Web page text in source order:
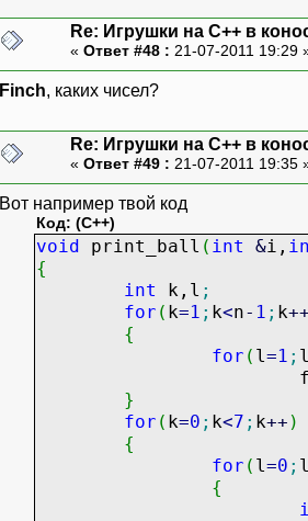
Re: Игрушки на С++ в
« Ответ #48 : 21-07-2011 19:29
Finch, каких чисел?
Re: Игрушки на С++ в
« Ответ #49 : 21-07-2011 19:35
Вот например твой код
Код: (C++)
void print_ball ( int &i,
{
int
k,l ;
for ( k=1 ; k<n- 1 ; k
{
for ( l =1 ;
}
for ( k=0 ; k<7 ; k++ )
{
for ( l =0 ;
{